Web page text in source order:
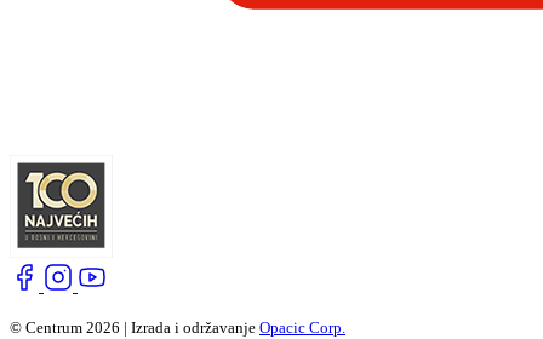
© Centrum 2026 | Izrada i održavanje Opacic Corp.